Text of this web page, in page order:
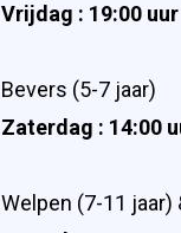
Vrijdag : 19:00
Bevers (5-7 jaar)
Zaterdag : 14:00
Welpen (7-11 jaar)